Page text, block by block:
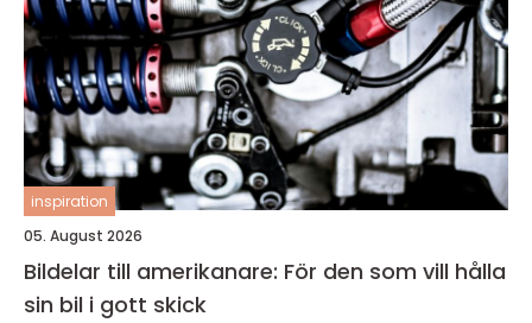
inspiration
05. August 2026
Bildelar till amerikanare: För den som vill hålla
sin bil i gott skick